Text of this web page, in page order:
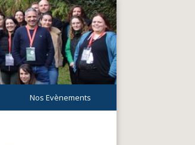
Nos Evènements